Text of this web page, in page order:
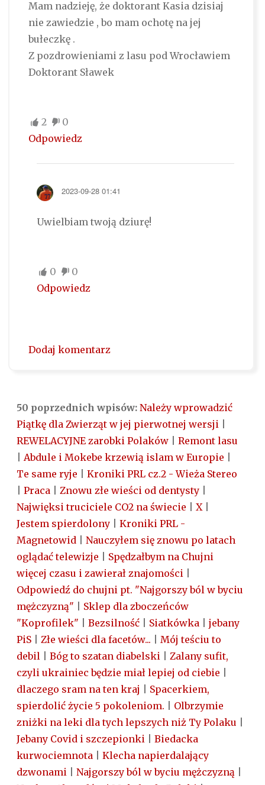
Mam nadzieję, że doktorant Kasia dzisiaj
nie zawiedzie , bo mam ochotę na jej
bułeczkę .
Z pozdrowieniami z lasu pod Wrocławiem
Doktorant Sławek
2
0
Odpowiedz
2023-09-28 01:41
Uwielbiam twoją dziurę!
0
0
Odpowiedz
Dodaj komentarz
50 poprzednich wpisów: Należy wprowadzić
Piątkę dla Zwierząt w jej pierwotnej wersji
REWELACYJNE zarobki Polaków
Remont lasu
Abdule i Mokebe krzewią islam w Europie
Te same ryje
Kroniki PRL cz.2 - Wieża Stereo
Praca Znowu złe wieści od dentysty
Najwięksi truciciele CO2 na świecie
X|
Jestem spierdolony
Kroniki PRL -
Magnetowid
Nauczyłem się znowu po latach
oglądać telewizje
Spędzałbym na Chujni
więcej czasu i zawierał znajomości
Odpowiedź do chujni pt. "Najgorszy ból w byciu
mężczyzną"
Sklep dla zboczeńców
"Koprofilek"
Bezsilność Siatkówka
jebany
PiS
Złe wieści dla facetów...
Mój teściu to
debil
Bóg to szatan diabelski
Zalany sufit,
czyli ukrainiec będzie miał lepiej od ciebie
dlaczego sram na ten kraj
Spacerkiem,
spierdolić życie 5 pokoleniom.
Olbrzymie
zniżki na leki dla tych lepszych niż Ty Polaku
Jebany Covid i szczepionki
Biedacka
kurwociemnota
Klecha napierdalający
dzwonami
Najgorszy ból w byciu mężczyzną